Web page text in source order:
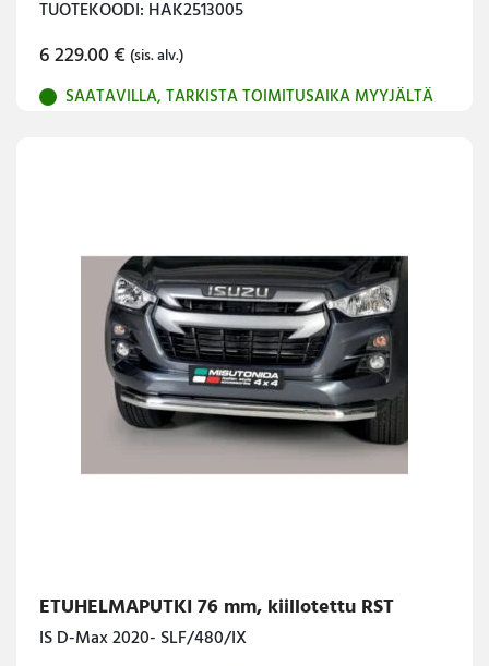
TUOTEKOODI: HAK2513005
6 229.00€ (sis. alv.)
SAATAVILLA, TARKISTA TOIMITUSAIKA MYYJÄLTÄ
ETUHELMAPUTKI 76 mm, kiillotettu RST
IS D-Max 2020- SLF/480/IX